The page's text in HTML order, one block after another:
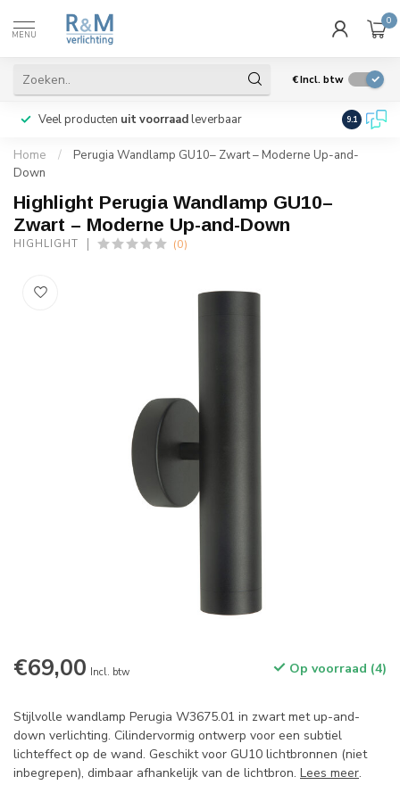
MENU
0
€Incl. btw
Veel producten uit voorraadleverbaar Wij
9.1
Home /
Perugia Wandlamp GU10– Zwart – Moderne Up-and-
Down
Highlight Perugia Wandlamp GU10–
Zwart – Moderne Up-and-Down
HIGHLIGHT (0)
€69,00 Incl. btw Op voorraad (4)
Stijlvolle wandlamp Perugia W3675.01 in zwart met up-and-
down verlichting. Cilindervormig ontwerp voor een subtiel
lichteffect op de wand. Geschikt voor GU10 lichtbronnen (niet
inbegrepen), dimbaar afhankelijk van de lichtbron. Lees meer.